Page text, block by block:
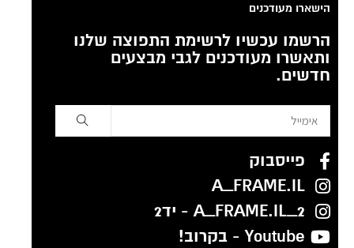
הישארו מעודכנים
הרשמו עכשיו לרשימת התפוצה שלנו
ותאשרו מעודכנים לגבי מבצעים
חדשים.
פייסבוק
A_FRAME.IL
A_FRAME.IL_2 - יד2
Youtube - בקרוב!